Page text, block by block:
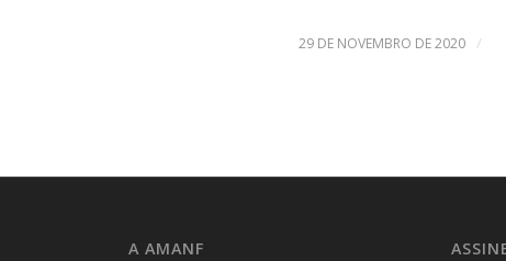
29 DE NOVEMBRO DE 2020 /
A AMANF